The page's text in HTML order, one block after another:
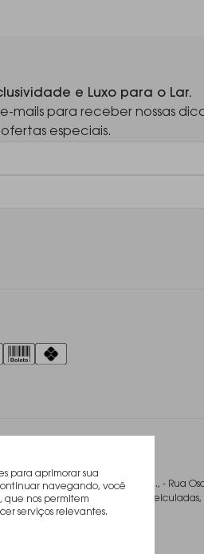
para aprimorar sua
navegando, você
que nos permitem
serviços relevantes.
e Luxo para o Lar.
mails para receber nossas
especiais.
Mickey Presentes Finos Ltda., - Rua
direitos reservados. As fotos aqui